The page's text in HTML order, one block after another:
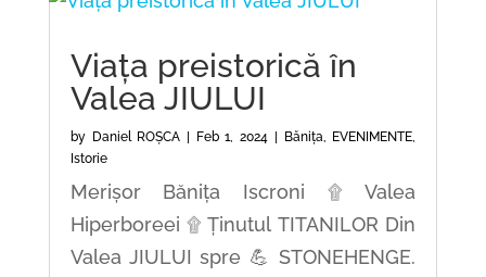
Viața preistorică în
Valea JIULUI
by Daniel ROȘCA Feb 1, 2024 Bănița, EVENIMENTE,
Istorie
Merișor Bănița Iscroni ۩ Valea
Hiperboreei ۩ Ținutul TITANILOR Din
Valea JIULUI spre 💪 STONEHENGE.